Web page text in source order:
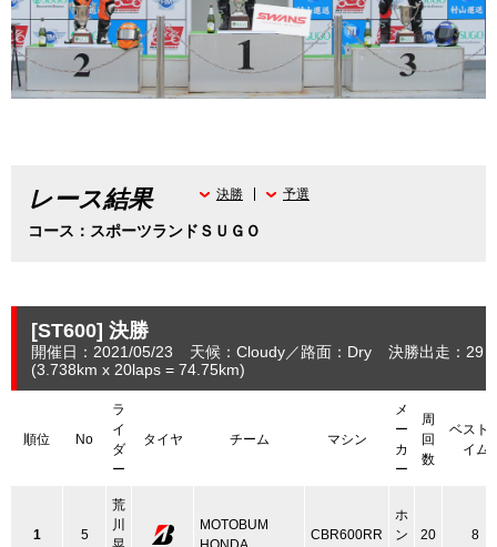
レース結果
コース：スポーツランドＳＵＧＯ
決勝 予選
[ST600] 決勝
開催日：2021/05/23 天候：Cloudy 路面：Dry
決勝出走：29
(3.738km x 20laps = 74.75km)
順位 No
ラ
イ
ダ
ー
タイヤ チーム マシン
メ
ー
カ
ー
周
回
数
ベスト
イム
1 5
荒
川
MOTOBUM
CBR600RR
ホ
ン
20 8